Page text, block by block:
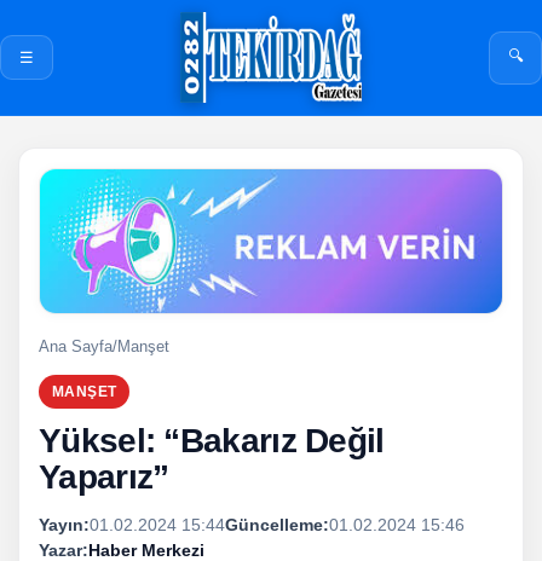
☰ 🔍
Ana Sayfa/Manşet
MANŞET
Yüksel: “Bakarız Değil
Yaparız”
Yayın:01.02.2024 15:44Güncelleme:01.02.2024 15:46
Yazar:Haber Merkezi